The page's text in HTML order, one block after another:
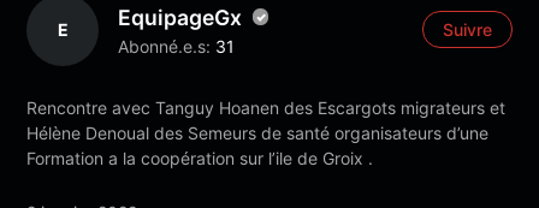
E EquipageGx
Abonné.e.s: 31
Suivre
Rencontre avec Tanguy Hoanen des Escargots migrateurs et
Hélène Denoual des Semeurs de santé organisateurs d’une
Formation a la coopération sur l’ile de Groix .